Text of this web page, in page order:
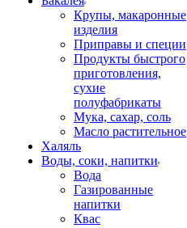
Крупы, макаронные
изделия
Приправы и специи
Продукты быстрого
приготовления,
сухие
полуфабрикаты
Мука, сахар, соль
Масло растительное
Халяль
Воды, соки, напитки
Вода
Газированные
напитки
Квас